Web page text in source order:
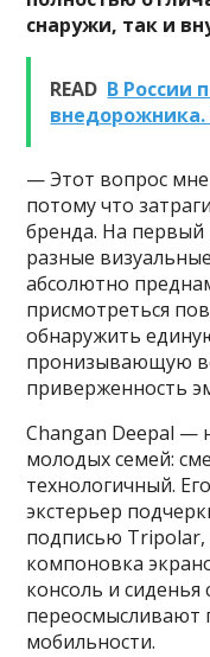
снаружи, так и
READ В России
— Этот вопрос мне
потому что
бренда. На первый
разные
абсолютно
присмотреться
обнаружить
пронизывающую
приверженность
Changan Deepal —
молодых семей:
технологичный.
экстерьер
подписью Tripolar,
компоновка
консоль и
переосмысливают
мобильности.